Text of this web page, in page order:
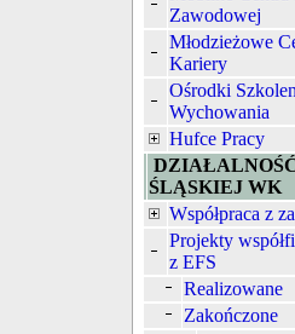
Zawodowej
Młodzieżowe
Kariery
Ośrodki
Wychowania
Hufce Pracy
ŚLĄSKIEJ WK
Współpraca z
Projekty
z EFS
Realizowane
Zakończone